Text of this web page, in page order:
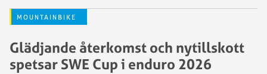
MOUNTAINBIKE
Glädjande återkomst och nytillskott
spetsar SWE Cup i enduro 2026